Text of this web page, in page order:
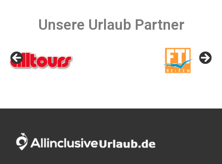
Unsere Urlaub Partner